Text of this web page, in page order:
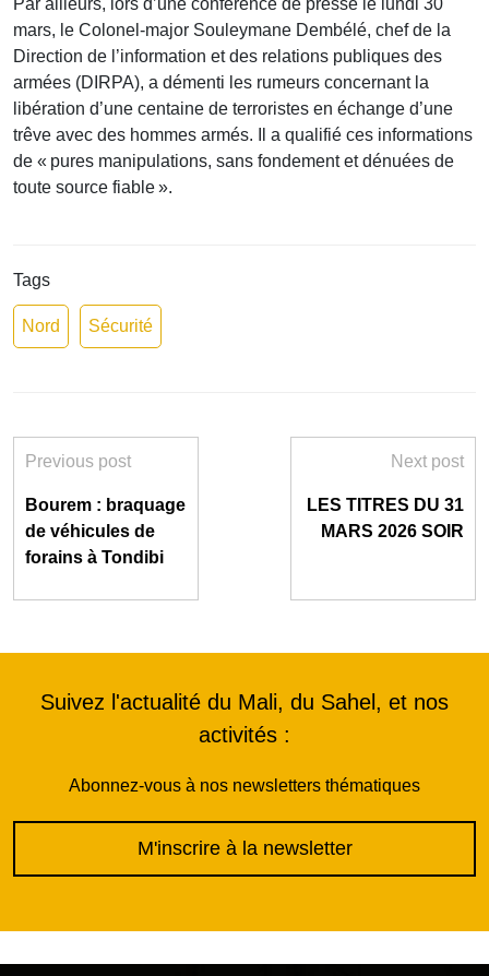
mars, le Colonel-major Souleymane Dembélé, chef de la
Direction de l’information et des relations publiques des
armées (DIRPA), a démenti les rumeurs concernant la
libération d’une centaine de terroristes en échange d’une
trêve avec des hommes armés. Il a qualifié ces informations
de « pures manipulations, sans fondement et dénuées de
toute source fiable ».
Tags
Nord Sécurité
Previous post
Bourem : braquage
de véhicules de
forains à Tondibi
Next post
LES TITRES DU 31
MARS 2026 SOIR
Suivez l'actualité du Mali, du Sahel, et nos
activités :
Abonnez-vous à nos newsletters thématiques
M'inscrire à la newsletter